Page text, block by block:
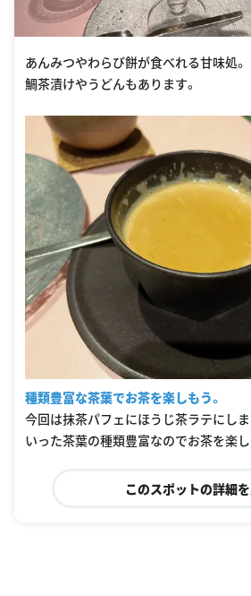
あんみつやわらび餅が食べれる甘味処。
鯛茶漬けやうどんもあります。
種類豊富な茶葉でお茶を楽しもう。
今回は抹茶パフェにほうじ茶ラテにしま
いった茶葉の種類豊富なのでお茶を楽
このスポットの詳細